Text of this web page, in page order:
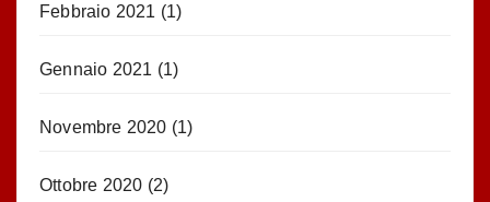
Febbraio 2021 (1)
Gennaio 2021 (1)
Novembre 2020 (1)
Ottobre 2020 (2)